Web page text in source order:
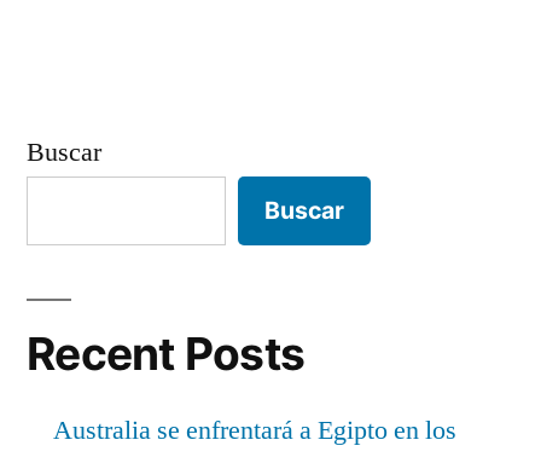
Buscar
Buscar
Recent Posts
Australia se enfrentará a Egipto en los